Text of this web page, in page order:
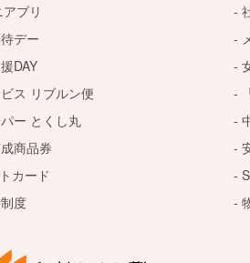
プリ
デー
DAY
ス リブルン便
ー とくし丸
商品券
カード
度